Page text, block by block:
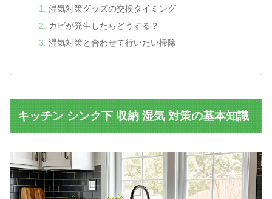
湿気対策グッズの交換タイミング
カビが発生したらどうする？
湿気対策と合わせて行いたい掃除
キッチン シンク下 収納 湿気 対策の基本知識